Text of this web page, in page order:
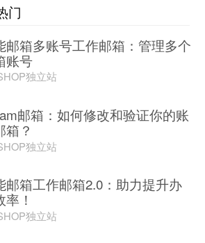
门
邮箱多账号工作邮箱：管理多个
账号
独立站
邮箱：如何修改和验证你的账
箱？
独立站
邮箱工作邮箱2.0：助力提升办
！
独立站